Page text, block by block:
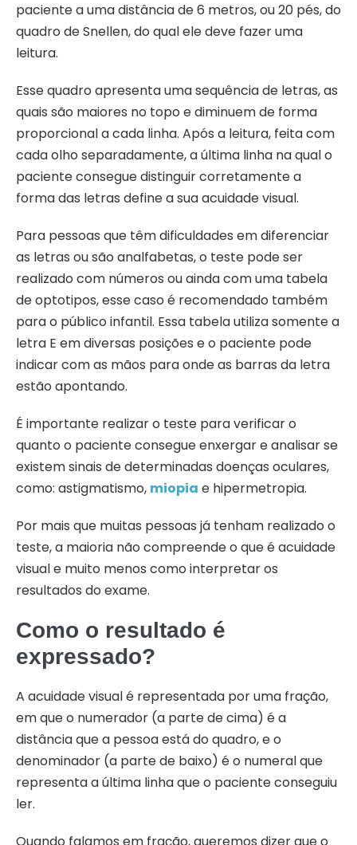
paciente a uma distância de 6 metros, ou 20 pés, do
quadro de Snellen, do qual ele deve fazer uma
leitura.
Esse quadro apresenta uma sequência de letras, as
quais são maiores no topo e diminuem de forma
proporcional a cada linha. Após a leitura, feita com
cada olho separadamente, a última linha na qual o
paciente consegue distinguir corretamente a
forma das letras define a sua acuidade visual.
Para pessoas que têm dificuldades em diferenciar
as letras ou são analfabetas, o teste pode ser
realizado com números ou ainda com uma tabela
de optotipos, esse caso é recomendado também
para o público infantil. Essa tabela utiliza somente a
letra E em diversas posições e o paciente pode
indicar com as mãos para onde as barras da letra
estão apontando.
É importante realizar o teste para verificar o
quanto o paciente consegue enxergar e analisar se
existem sinais de determinadas doenças oculares,
como: astigmatismo, miopia e hipermetropia.
Por mais que muitas pessoas já tenham realizado o
teste, a maioria não compreende o que é acuidade
visual e muito menos como interpretar os
resultados do exame.
Como o resultado é
expressado?
A acuidade visual é representada por uma fração,
em que o numerador (a parte de cima) é a
distância que a pessoa está do quadro, e o
denominador (a parte de baixo) é o numeral que
representa a última linha que o paciente conseguiu
ler.